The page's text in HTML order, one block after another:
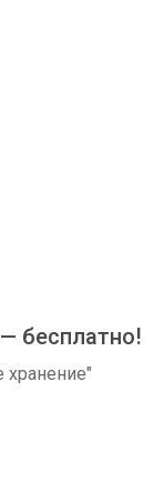
бесплатно!
хранение"